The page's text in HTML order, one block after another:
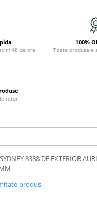
48 de ore
100%
Toate produsele
retur
8388 DE EXTERIOR
produs